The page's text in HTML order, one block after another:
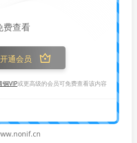
费查看
开通会员
铜VIP或更高级的会员可免费查看该内容